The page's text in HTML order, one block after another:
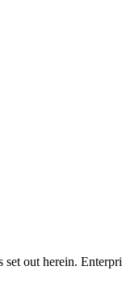
out herein.